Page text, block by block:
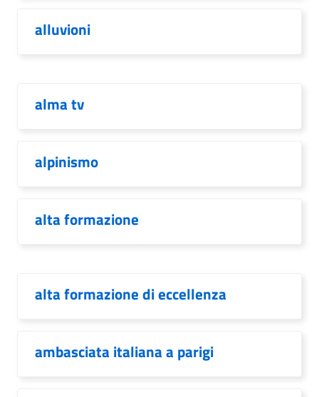
alluvioni
alma tv
alpinismo
alta formazione
alta formazione di eccellenza
ambasciata italiana a parigi